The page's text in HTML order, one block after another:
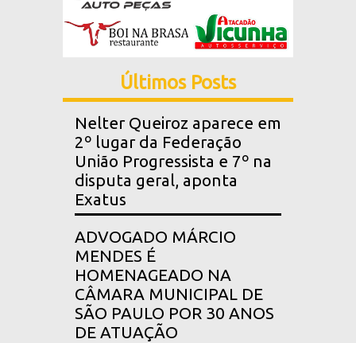
Últimos Posts
Nelter Queiroz aparece em
2º lugar da Federação
União Progressista e 7º na
disputa geral, aponta
Exatus
ADVOGADO MÁRCIO
MENDES É
HOMENAGEADO NA
CÂMARA MUNICIPAL DE
SÃO PAULO POR 30 ANOS
DE ATUAÇÃO